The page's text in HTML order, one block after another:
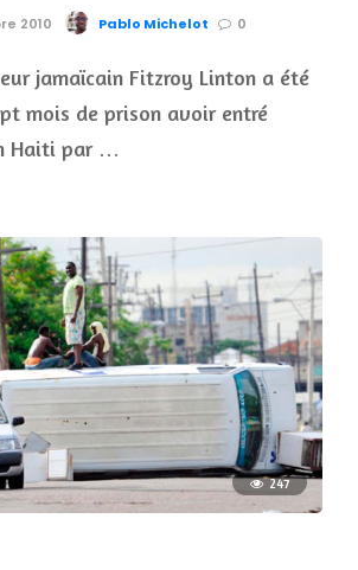
2010 Pablo Michelot 0
jamaïcain Fitzroy Linton a été
mois de prison avoir entré
Haiti par …
247